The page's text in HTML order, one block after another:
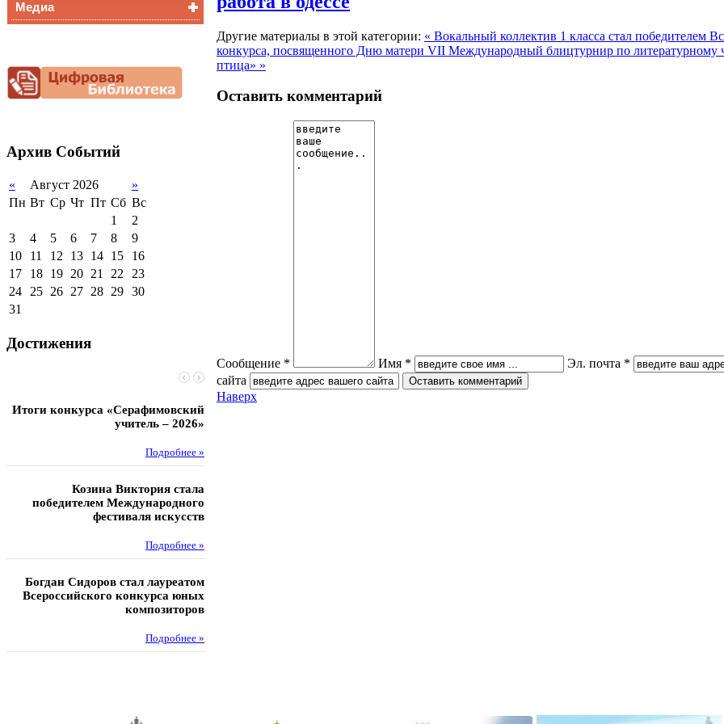
Снижение
документационной
нагрузки
Медиа
Архив Событий
« Август 2026
»
Пн Вт Ср Чт Пт Сб Вс
1
2
3
4 5 6 7 8
9
10
11 12 13 14 15
16
17
18 19 20 21 22 23
24 25 26 27 28 29 30
31
Достижения
Итоги конкурса «Серафимовский
учитель – 2026»
Подробнее »
Козина Виктория стала
победителем Международного
фестиваля искусств
Подробнее »
Богдан Сидоров стал лауреатом
Всероссийского конкурса юных
композиторов
Подробнее »
Другие материалы в этой категории: « Вокальный коллектив 1 класса стал победителем
конкурса, посвященного Дню матери VII Международный блицтурнир по литературному
птица» »
Оставить комментарий
Сообщение * Имя * Эл. почта *
сайта
Наверх